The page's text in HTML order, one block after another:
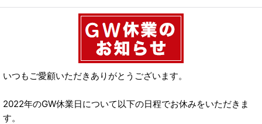
いつもご愛顧いただきありがとうございます。
2022年のGW休業日について以下の日程でお休みをいただきま
す。